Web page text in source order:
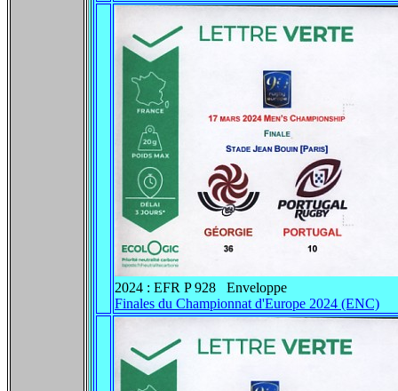
2024 : EFR P 928 Enveloppe
Finales du Championnat d'Europe 2024 (ENC)